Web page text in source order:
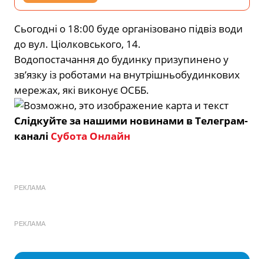
Сьогодні о 18:00 буде організовано підвіз води
до вул. Ціолковського, 14.
Водопостачання до будинку призупинено у
зв’язку із роботами на внутрішньобудинкових
мережах, які виконує ОСББ.
Слідкуйте за нашими новинами в Телеграм-
каналі Субота Онлайн
РЕКЛАМА
РЕКЛАМА